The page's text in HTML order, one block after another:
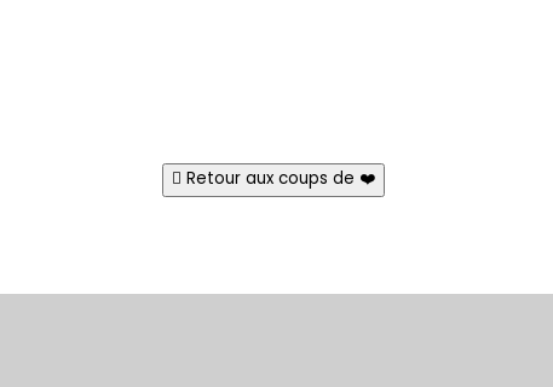
Retour aux coups de ❤️